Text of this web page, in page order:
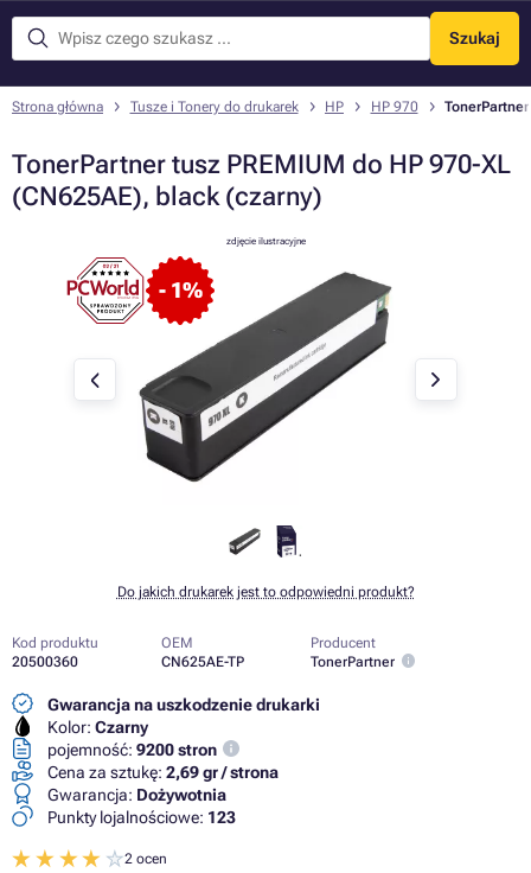
Szukaj
Menu
Strona główna Tusze i Tonery do drukarek HP HP 970
TonerPartner tusz PREMIUM do HP 970-XL
(CN625AE), black (czarny)
- 1%
zdjęcie ilustracyjne
Do jakich drukarek jest to odpowiedni produkt?
Kod produktu
20500360
OEM
CN625AE-TP
Producent
TonerPartner
Gwarancja na uszkodzenie drukarki
Kolor: Czarny
pojemność: 9200 stron
Cena za sztukę: 2,69 gr / strona
Gwarancja: Dożywotnia
Punkty lojalnościowe: 123
2 ocen